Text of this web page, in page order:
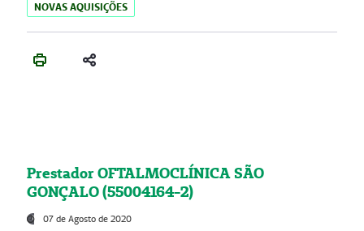
NOVAS AQUISIÇÕES
Prestador OFTALMOCLÍNICA SÃO
GONÇALO (55004164-2)
07 de Agosto de 2020